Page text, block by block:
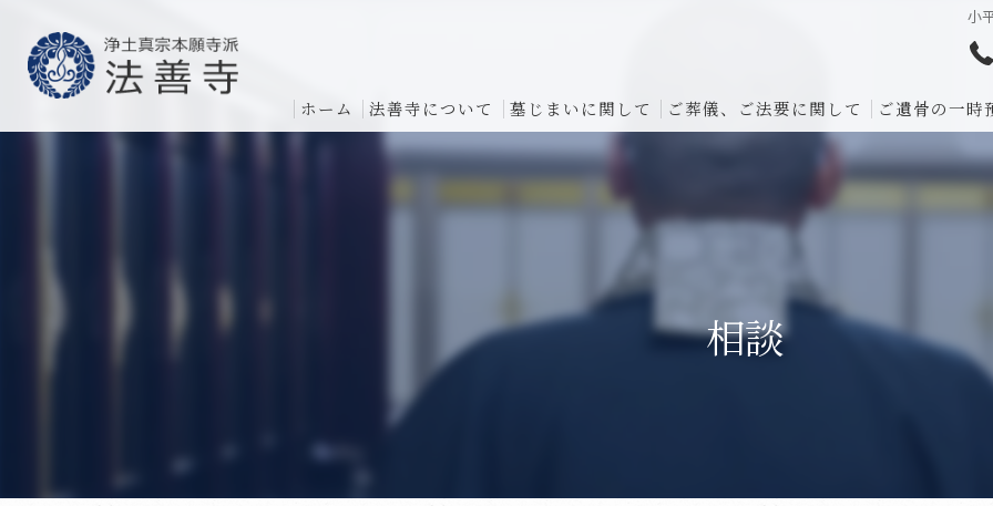
小
ホーム 法善寺について 墓じまいに関して ご葬儀、ご法要に関して ご遺骨の一時
相談